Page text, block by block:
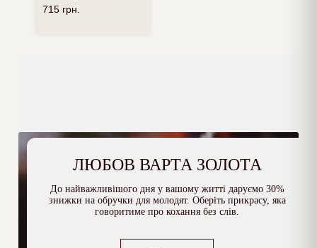
715 грн.
ЛЮБОВ ВАРТА ЗОЛОТА
До найважливішого дня у вашому житті даруємо 30%
знижки на обручки для молодят. Оберіть прикрасу, яка
говоритиме про кохання без слів.